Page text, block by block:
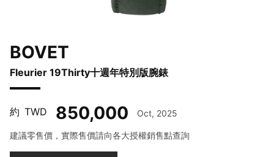
BOVET
Fleurier 19Thirty十週年特別版腕錶
約 TWD 850,000 Oct, 2025
建議零售價，實際售價請向各大授權銷售點查詢